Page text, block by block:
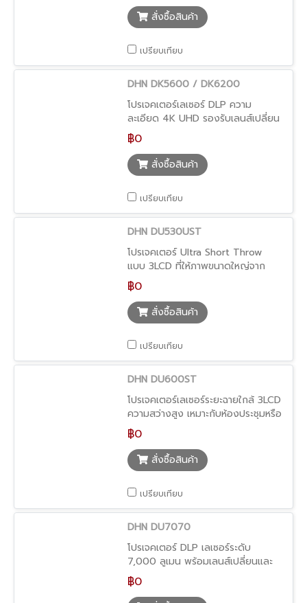
สั่งซื้อสินค้า
เปรียบเทียบ
DHN DK5600 / DK6200
โปรเจคเตอร์เลเซอร์ DLP ความ
ละเอียด 4K UHD รองรับเลนส์เปลี่ยน
และใช้งานเชิงวิศวกรรม
฿0
สั่งซื้อสินค้า
เปรียบเทียบ
DHN DU530UST
โปรเจคเตอร์ Ultra Short Throw
แบบ 3LCD ที่ให้ภาพขนาดใหญ่จาก
ระยะใกล้มาก พร้อมรองรับจอ ALR
฿0
สั่งซื้อสินค้า
เปรียบเทียบ
DHN DU600ST
โปรเจคเตอร์เลเซอร์ระยะฉายใกล้ 3LCD
ความสว่างสูง เหมาะกับห้องประชุมหรือ
พื้นที่จำกัด
฿0
สั่งซื้อสินค้า
เปรียบเทียบ
DHN DU7070
โปรเจคเตอร์ DLP เลเซอร์ระดับ
7,000 ลูเมน พร้อมเลนส์เปลี่ยนและ
คุณภาพภาพ Ultra Black
฿0